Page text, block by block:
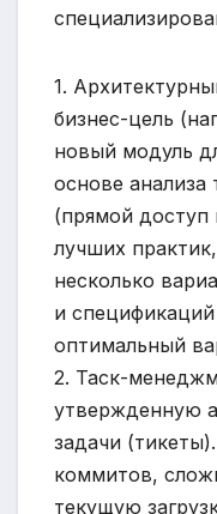
1.
бизнес-цель
новый модуль
основе
(прямой доступ
лучших
несколько
и
оптимальный
2. Таск-
утвержденную
задачи
коммитов,
текущую